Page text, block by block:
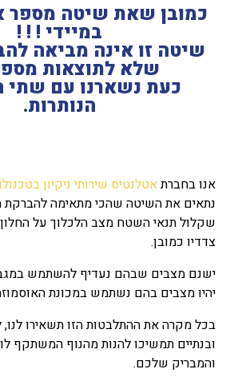
כמובן שאת שיטה מספר
במיידי ! ! !
שיטה זו אינה מביאה
שלא לתוצאות
כעת נשארנו עם שתי
הנותרות.
אנו בחברתאטלנטיס שירותי ניקיון
נתאים את השיטה שהכי מתאימה להברקת
שקלול תנאי השטח מצב הלכלוך על החלון
צדדיו כמובן.
ישנם מצבים שבהם נעדיף להשתמש
יהיו מצבים בהם נשתמש במכונת
בכל מקרה את ההתלבטות הזו תשאירו לנו,
ובנתיים תמשיכו להנות מהנוף המשתקף
והמבריק שלכם.